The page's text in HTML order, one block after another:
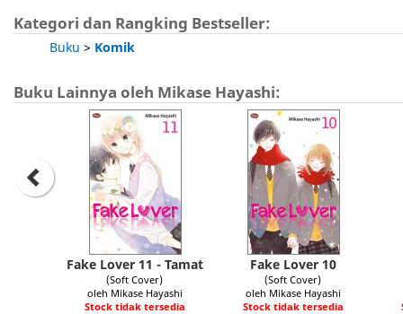
Kategori dan Rangking Bestseller:
Buku > Komik
Buku Lainnya oleh Mikase Hayashi:
Fake Lover 11 - Tamat
(Soft Cover)
oleh Mikase Hayashi
Stock tidak tersedia
Fake Lover 10
(Soft Cover)
oleh Mikase Hayashi
Stock tidak tersedia